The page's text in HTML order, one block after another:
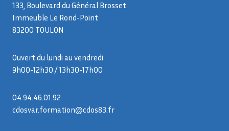
133, Boulevard du Général Brosset
Immeuble Le Rond-Point
83200 TOULON
Ouvert du lundi au vendredi
9h00-12h30 / 13h30-17h00
04.94.46.01.92
cdosvar.formation@cdos83.fr